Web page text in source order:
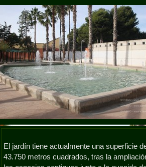
El jardín tiene actualmente una superficie
43.750 metros cuadrados, tras la